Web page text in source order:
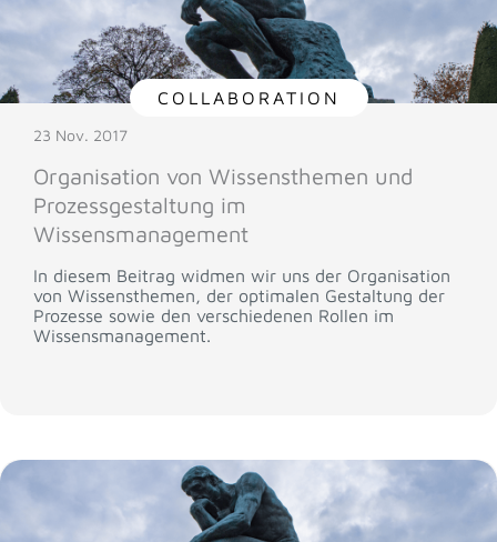
COLLABORATION
23 Nov. 2017
Organisation von Wissensthemen und
Prozessgestaltung im
Wissensmanagement
In diesem Beitrag widmen wir uns der Organisation
von Wissensthemen, der optimalen Gestaltung der
Prozesse sowie den verschiedenen Rollen im
Wissensmanagement.